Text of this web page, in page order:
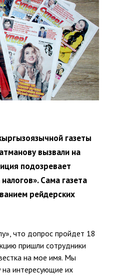
газеты
вызвали на
подозревает
Сама газета
рейдерских
что допрос пройдет 18
пришли сотрудники
на мое имя. Мы
на интересующие их